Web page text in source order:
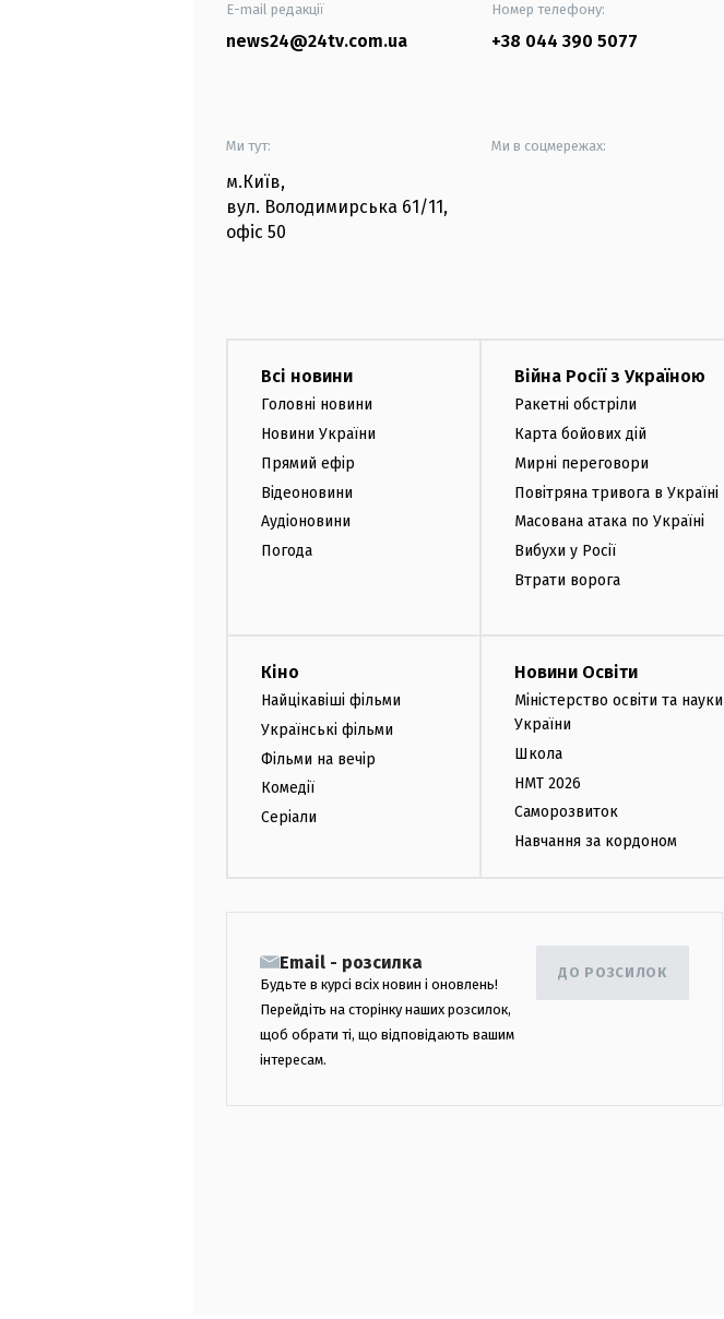
E-mail редакції
news24@24tv.com.ua
Номер телефону:
+38 044 390 5077
Ми тут:
м.Київ,
вул. Володимирська 61/11,
офіс 50
Ми в соцмережах:
Всі новини
Головні новини
Новини України
Прямий ефір
Відеоновини
Аудіоновини
Погода
Війна Росії з Україною
Ракетні обстріли
Карта бойових дій
Мирні переговори
Повітряна тривога в Україні
Масована атака по Україні
Вибухи у Росії
Втрати ворога
Кіно
Найцікавіші фільми
Українські фільми
Фільми на вечір
Комедії
Серіали
Новини Освіти
Міністерство освіти та науки
України
Школа
НМТ 2026
Саморозвиток
Навчання за кордоном
Email - розсилка
Будьте в курсі всіх новин і оновлень!
Перейдіть на сторінку наших розсилок,
щоб обрати ті, що відповідають вашим
інтересам.
ДО РОЗСИЛОК